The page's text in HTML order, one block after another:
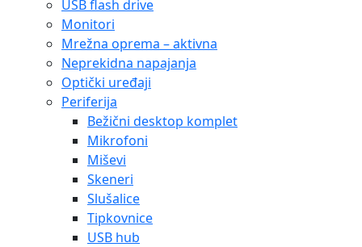
USB flash drive
Monitori
Mrežna oprema – aktivna
Neprekidna napajanja
Optički uređaji
Periferija
Bežični desktop komplet
Mikrofoni
Miševi
Skeneri
Slušalice
Tipkovnice
USB hub